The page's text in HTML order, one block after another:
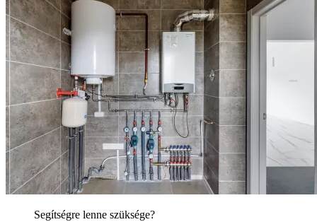
Segítségre lenne szüksége?